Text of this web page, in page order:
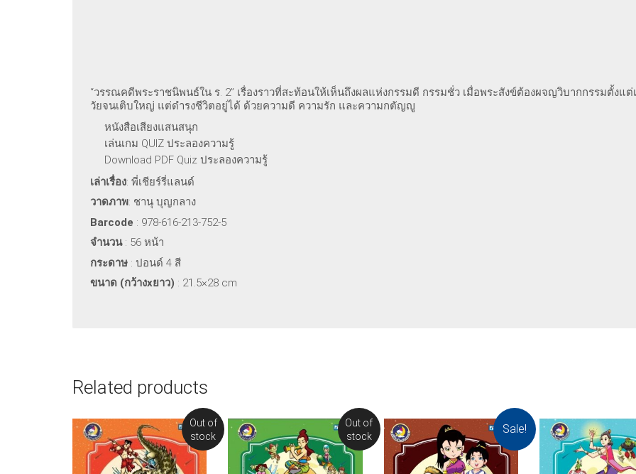
“วรรณคดีพระราชนิพนธ์ใน ร. 2” เรื่องราวที่สะท้อนให้เห็นถึงผลแห่งกรรมดี กรรมชั่ว เมื่อพระสังข์ต้องผจญวิบากกรรมตั้งแต่
วัยจนเติบใหญ่ แต่ดำรงชีวิตอยู่ได้ ด้วยความดี ความรัก และความกตัญญู
หนังสือเสียงแสนสนุก
เล่นเกม QUIZ ประลองความรู้
Download PDF Quiz ประลองความรู้
เล่าเรื่อง: พี่เชียร์รี่แลนด์
วาดภาพ: ชานุ บุญกลาง
Barcode : 978-616-213-752-5
จำนวน : 56 หน้า
กระดาษ : ปอนด์ 4 สี
ขนาด (กว้างxยาว) : 21.5×28 cm
Related products
Out of
stock
Out of
stock
Sale!